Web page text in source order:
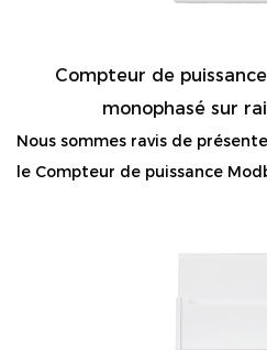
Compteur de
monophasé sur
Nous sommes ravis de
le Compteur de puissance